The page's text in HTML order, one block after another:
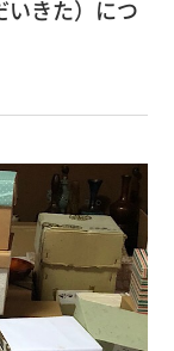
いきた）につ